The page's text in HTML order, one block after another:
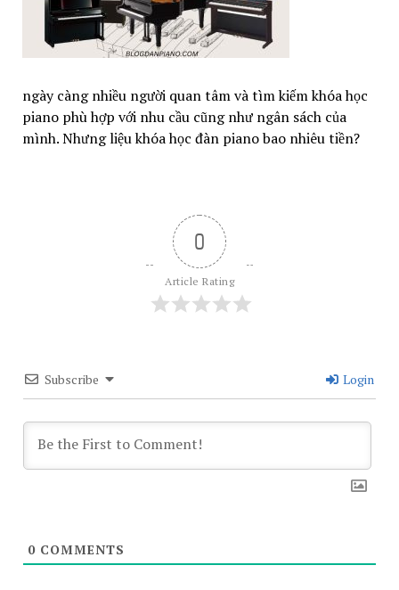
ngày càng nhiều người quan tâm và tìm kiếm khóa học
piano phù hợp với nhu cầu cũng như ngân sách của
mình. Nhưng liệu khóa học đàn piano bao nhiêu tiền?
0
Article Rating
Subscribe Login
0COMMENTS